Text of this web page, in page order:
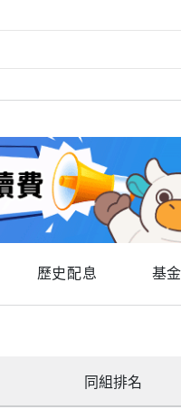
歷史配息 基
同組排名